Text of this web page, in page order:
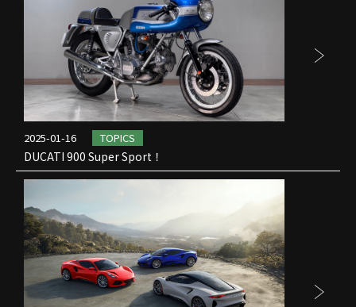
2025-01-16 TOPICS
DUCATI 900 Super Sport！